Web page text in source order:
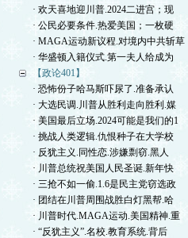
· 欢天喜地迎川普.2024二进宫；现
· 公民必要条件.热爱美国；一枚硬
· MAGA运动新议程.对境内中共斩草
· 华盛顿入籍仪式.第一夫人给成为
【政论401】
· 恐怖份子哈马斯吓尿了.准备承认
· 大选民调.川普从胜利走向胜利.媒
· 美国最后立场.2024可能是我们的1
· 挑战人类逻辑.仇恨种子在大学校
· 反犹主义.同性恋.涉嫌剽窃.黑人
· 川普总统祝美国人民圣诞.新年快
· 三抢不如一偷.1.6是民主党窃选政
· 团结在川普周围战胜白灯黑帮.哈
· 川普时代.MAGA运动.美国精神.重
· “反犹主义”.名校.教育系统.背后